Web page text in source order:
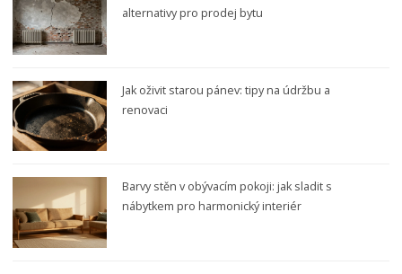
alternativy pro prodej bytu
Jak oživit starou pánev: tipy na údržbu a
renovaci
Barvy stěn v obývacím pokoji: jak sladit s
nábytkem pro harmonický interiér